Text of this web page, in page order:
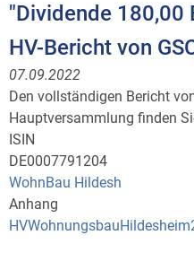
"Dividende 180,00
HV-Bericht von
07.09.2022
Den vollständigen Bericht
Hauptversammlung finden
ISIN
DE0007791204
WohnBau Hildesh
Anhang